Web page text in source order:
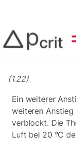
(1.22)
Ein weiterer
weiteren Anstieg
verblockt. Die
Luft bei 20 °C